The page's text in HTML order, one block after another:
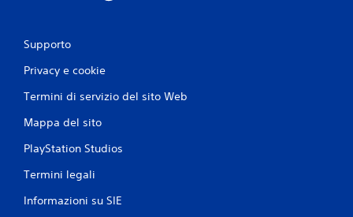
Supporto
Privacy e cookie
Termini di servizio del sito Web
Mappa del sito
PlayStation Studios
Termini legali
Informazioni su SIE